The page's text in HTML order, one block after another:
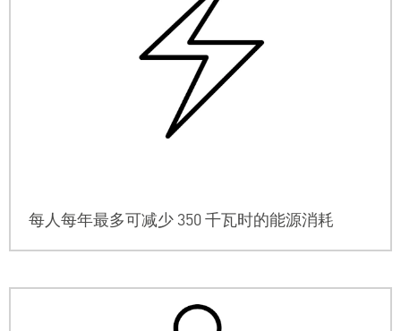
每人每年最多可减少 350 千瓦时的能源消耗